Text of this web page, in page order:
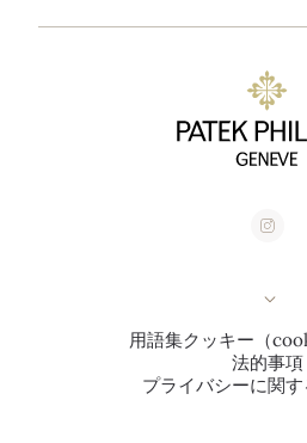
用語集クッキー（
法的事項
プライバシーに関